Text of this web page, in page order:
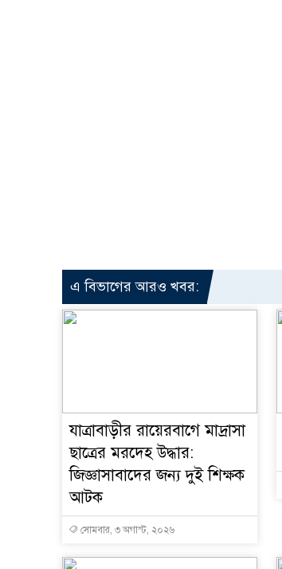
এ বিভাগের আরও খবর:
যাত্রাবাড়ীর রায়েরবাগে মাদ্রাসা
ছাত্রের মরদেহ উদ্ধার:
জিজ্ঞাসাবাদের জন্য দুই শিক্ষক
আটক
সোমবার, ৩ অগাস্ট, ২০২৬